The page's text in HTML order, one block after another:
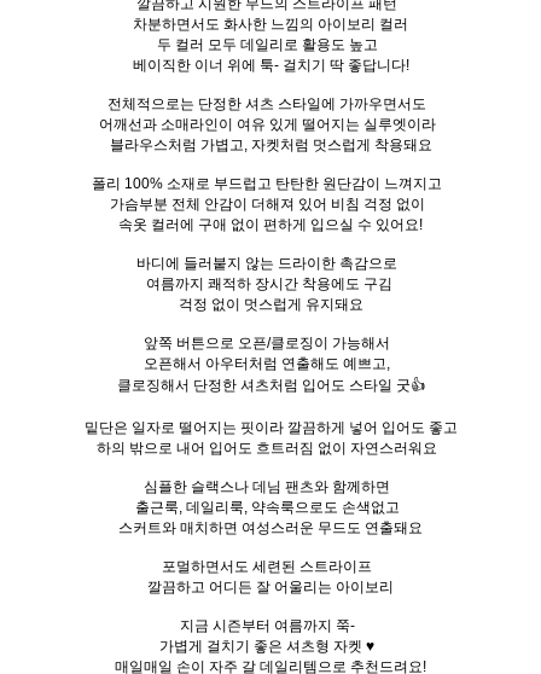
깔끔하고 시원한 무드의 스트라이프 패턴
차분하면서도 화사한 느낌의 아이보리 컬러
두 컬러 모두 데일리로 활용도 높고
베이직한 이너 위에 툭- 걸치기 딱 좋답니다!
전체적으로는 단정한 셔츠 스타일에 가까우면서도
어깨선과 소매라인이 여유 있게 떨어지는 실루엣이라
블라우스처럼 가볍고, 자켓처럼 멋스럽게 착용돼요
폴리 100% 소재로 부드럽고 탄탄한 원단감이 느껴지고
가슴부분 전체 안감이 더해져 있어 비침 걱정 없이
속옷 컬러에 구애 없이 편하게 입으실 수 있어요!
바디에 들러붙지 않는 드라이한 촉감으로
여름까지 쾌적하 장시간 착용에도 구김
걱정 없이 멋스럽게 유지돼요
앞쪽 버튼으로 오픈/클로징이 가능해서
오픈해서 아우터처럼 연출해도 예쁘고,
클로징해서 단정한 셔츠처럼 입어도 스타일 굿👍
밑단은 일자로 떨어지는 핏이라 깔끔하게 넣어 입어도 좋고
하의 밖으로 내어 입어도 흐트러짐 없이 자연스러워요
심플한 슬랙스나 데님 팬츠와 함께하면
출근룩, 데일리룩, 약속룩으로도 손색없고
스커트와 매치하면 여성스러운 무드도 연출돼요
포멀하면서도 세련된 스트라이프
깔끔하고 어디든 잘 어울리는 아이보리
지금 시즌부터 여름까지 쭉-
가볍게 걸치기 좋은 셔츠형 자켓 ♥
매일매일 손이 자주 갈 데일리템으로 추천드려요!